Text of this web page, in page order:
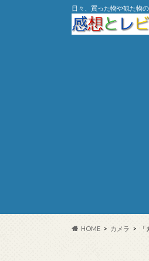
日々、買った物や観た物
HOME カメラ